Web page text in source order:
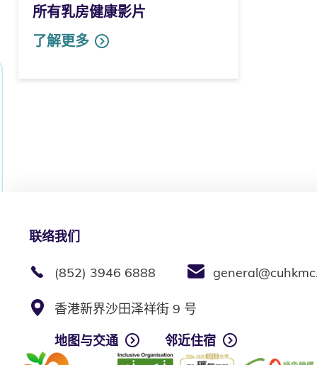
所有乳房健康影片
了解更多
联络我们
(852) 3946 6888
香港新界沙田泽祥街 9 号
地图与交通
邻近住宿